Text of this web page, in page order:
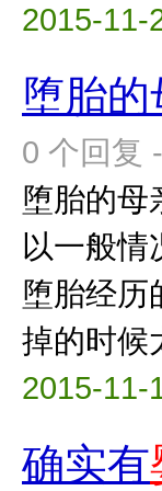
2015-11-
堕胎
0 个回复
堕胎的母
以一般情
堕胎经历
掉的时候
2015-11-
确实有